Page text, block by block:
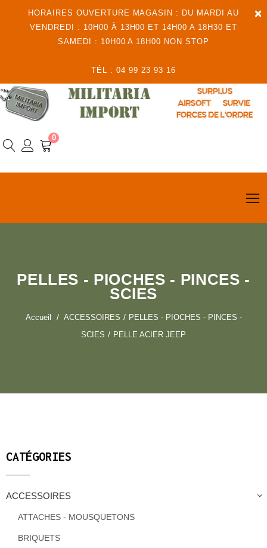
×
HORAIRES OUVERTURE MAGASIN : DU MARDI AU
VENDREDI : 10H00 À 13H00 ET 14H00 A 18H30 ET
SAMEDI : 10H00 A 18H00 NON STOP
TÉL : 04 99 23 93 16
0
PELLES - PIOCHES - PINCES -
SCIES
Accueil ACCESSOIRES
PELLES - PIOCHES - PINCES -
SCIES
PELLE ACIER JEEP
CATÉGORIES
ACCESSOIRES
ATTACHES - MOUSQUETONS
BRIQUETS